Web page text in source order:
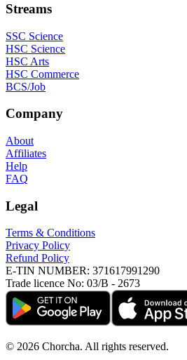
Streams
SSC Science
HSC Science
HSC Arts
HSC Commerce
BCS/Job
Company
About
Affiliates
Help
FAQ
Legal
Terms & Conditions
Privacy Policy
Refund Policy
E-TIN NUMBER: 371617991290
Trade licence No: 03/B - 2673
© 2026 Chorcha. All rights reserved.